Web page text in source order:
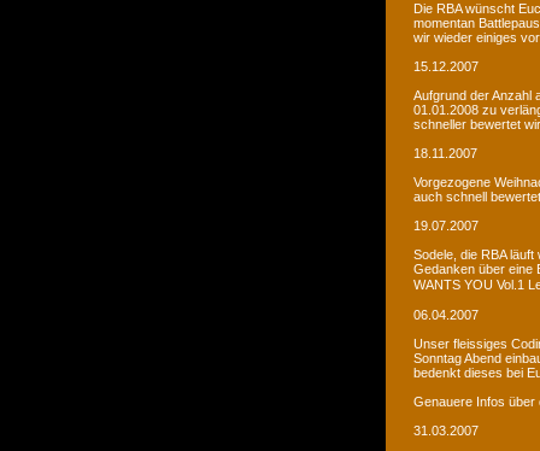
Die RBA wünscht
momentan
wir wieder einiges
15.12.2007
Aufgrund der Anzahl
01.01.2008 zu
schneller bewertet
18.11.2007
Vorgezogene
auch schnell
19.07.2007
Sodele, die RBA
Gedanken über eine
WANTS YOU Vol.1
06.04.2007
Unser fleissiges
Sonntag Abend
bedenkt dieses bei
Genauere Infos über
31.03.2007